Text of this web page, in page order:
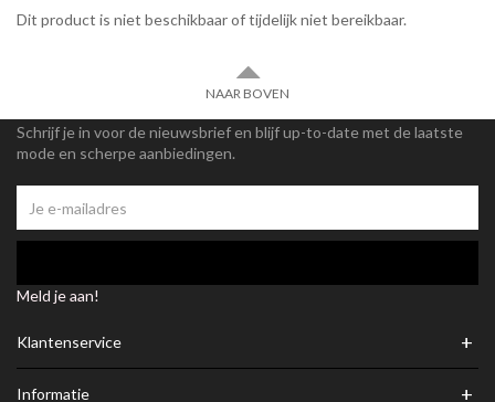
Dit product is niet beschikbaar of tijdelijk niet bereikbaar.
NAAR BOVEN
Schrijf je in voor de nieuwsbrief en blijf up-to-date met de laatste
mode en scherpe aanbiedingen.
Meld je aan!
Klantenservice +
Informatie +